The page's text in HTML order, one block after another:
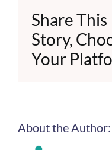
Share This
Story,
Your
About the Author: